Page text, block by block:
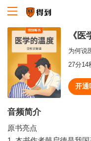
《
27分14
开通
音频简介
原书亮点